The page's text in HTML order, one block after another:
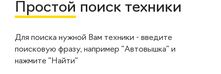
Простой поиск техники
Для поиска нужной Вам техники - введите
поисковую фразу, например "Автовышка" и
нажмите "Найти"